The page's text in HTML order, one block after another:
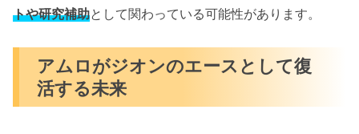
トや研究補助として関わっている可能性があります。
アムロがジオンのエースとして復
活する未来